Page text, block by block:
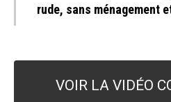
rude, sans ménagement
VOIR LA VIDÉO